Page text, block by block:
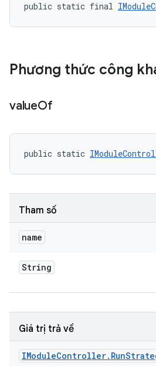
public static final
Phương thức công
valueOf
public static
Tham số
name
String
Giá trị trả về
IModuleController. Run